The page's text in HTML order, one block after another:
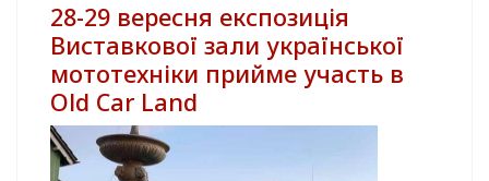
28-29 вересня експозиція
Виставкової зали української
мототехніки прийме участь в
Old Car Land